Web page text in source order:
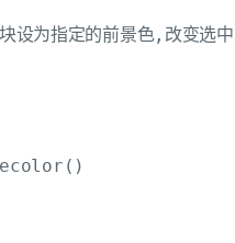
为指定的前景色,改变选